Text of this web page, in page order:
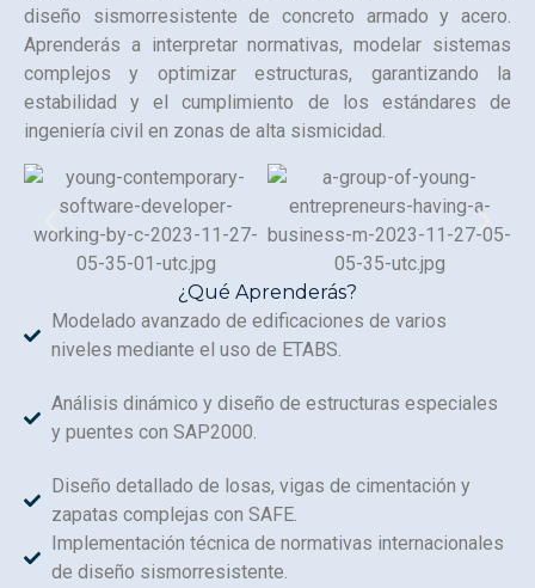
diseño sismorresistente de concreto armado y acero.
Aprenderás a interpretar normativas, modelar sistemas
complejos y optimizar estructuras, garantizando la
estabilidad y el cumplimiento de los estándares de
ingeniería civil en zonas de alta sismicidad.
¿Qué Aprenderás?
Modelado avanzado de edificaciones de varios
niveles mediante el uso de ETABS.
Análisis dinámico y diseño de estructuras especiales
y puentes con SAP2000.
Diseño detallado de losas, vigas de cimentación y
zapatas complejas con SAFE.
Implementación técnica de normativas internacionales
de diseño sismorresistente.